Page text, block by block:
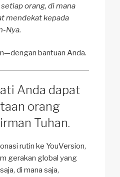
orang, di mana
mendekat kepada
Nya.
bantuan Anda.
Anda dapat
orang
Tuhan.
rutin ke YouVersion,
gerakan global yang
di mana saja,